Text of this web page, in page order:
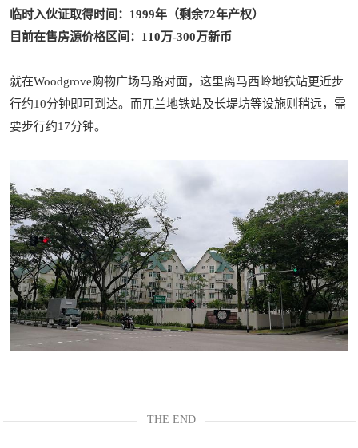
临时入伙证取得时间：1999年（剩余72年产权）
目前在售房源价格区间：110万-300万新币
就在Woodgrove购物广场马路对面，这里离马西岭地铁站更近步
行约10分钟即可到达。而兀兰地铁站及长堤坊等设施则稍远，需
要步行约17分钟。
THE END